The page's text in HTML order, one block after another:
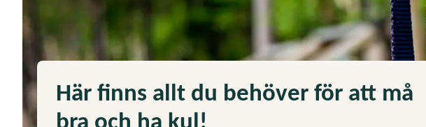
Här finns allt du behöver för att må